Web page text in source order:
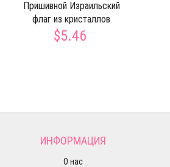
Пришивной Израильский
флаг из кристаллов
$5.46
ИНФОРМАЦИЯ
О нас